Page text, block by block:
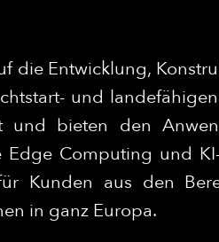
die Entwicklung,
und
und bieten den
Edge Computing und
Kunden aus den
in ganz Europa.